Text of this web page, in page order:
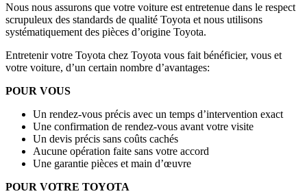
Nous nous assurons que votre voiture est entretenue dans le respect
scrupuleux des standards de qualité Toyota et nous utilisons
systématiquement des pièces d’origine Toyota.
Entretenir votre Toyota chez Toyota vous fait bénéficier, vous et
votre voiture, d’un certain nombre d’avantages:
POUR VOUS
Un rendez-vous précis avec un temps d’intervention exact
Une confirmation de rendez-vous avant votre visite
Un devis précis sans coûts cachés
Aucune opération faite sans votre accord
Une garantie pièces et main d’œuvre
POUR VOTRE TOYOTA